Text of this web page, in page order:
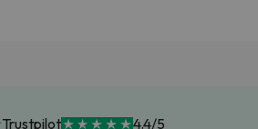
Trustpilot 4.4/5